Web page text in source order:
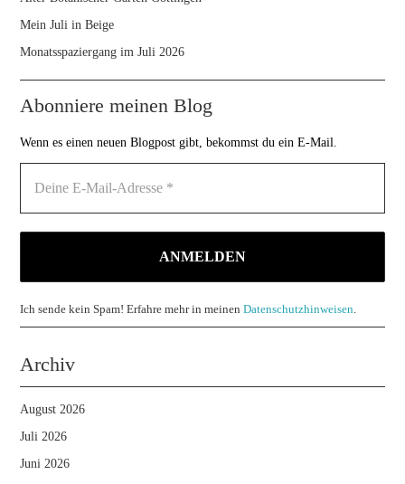
Mein Juli in Beige
Monatsspaziergang im Juli 2026
Abonniere meinen Blog
Wenn es einen neuen Blogpost gibt, bekommst du ein E-Mail.
Ich sende kein Spam! Erfahre mehr in meinenDatenschutzhinweisen
Archiv
August 2026
Juli 2026
Juni 2026